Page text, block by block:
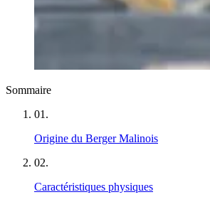
Sommaire
01 .
Origine du Berger Malinois
02.
Caractéristiques physiques